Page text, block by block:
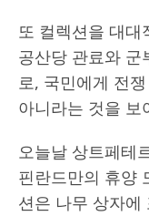
또 컬렉션을 대대
공산당 관료와 군
로, 국민에게 전
아니라는 것을 보
오늘날 상트페테
핀란드만의 휴양
션은 나무 상자에